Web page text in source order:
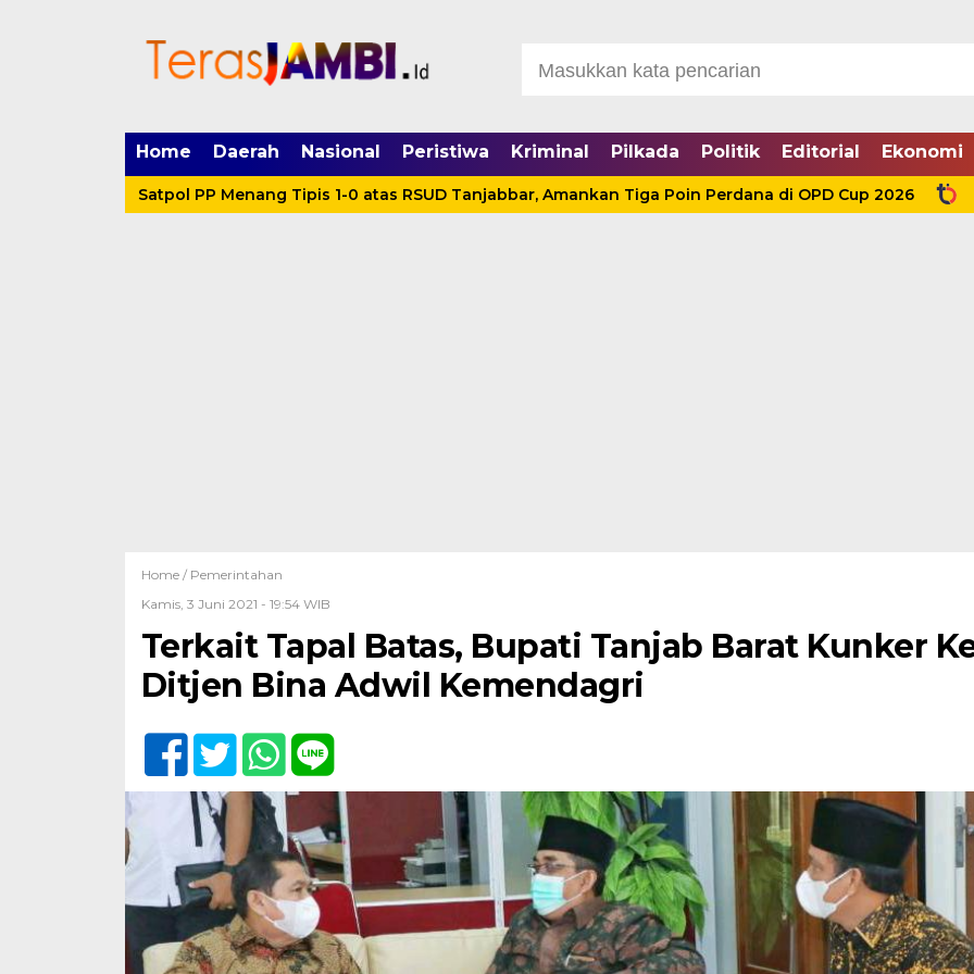
Home Daerah Nasional Peristiwa Kriminal Pilkada Politik Editorial Ekonomi
Satpol PP Menang Tipis 1-0 atas RSUD Tanjabbar, Amankan Tiga Poin Perdana di OPD Cup 2026 HKM
Home / Pemerintahan
Kamis, 3 Juni 2021 - 19:54 WIB
Terkait Tapal Batas, Bupati Tanjab Barat Kunker
Ditjen Bina Adwil Kemendagri